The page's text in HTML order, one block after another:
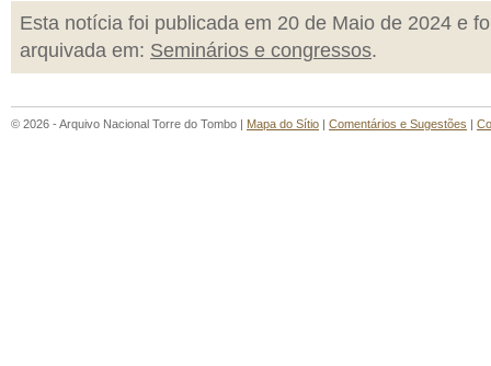
Esta notícia foi publicada em 20 de Maio de 2024 e
arquivada em: Seminários e congressos.
© 2026 - Arquivo Nacional Torre do Tombo | Mapa do Sítio | Comentários e Sugestões |